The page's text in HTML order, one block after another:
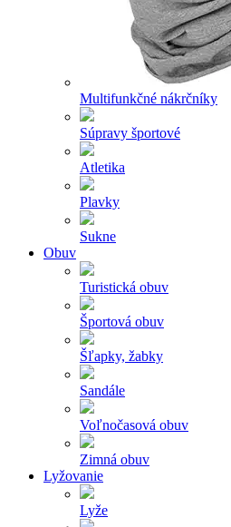
Multifunkčné nákrčníky
Súpravy športové
Atletika
Plavky
Sukne
Obuv
Turistická obuv
Športová obuv
Šľapky, žabky
Sandále
Voľnočasová obuv
Zimná obuv
Lyžovanie
Lyže